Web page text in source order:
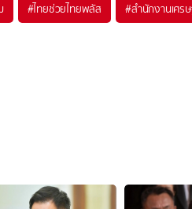
#ไทยช่วยไทยพลัส #สำนักงานเศร